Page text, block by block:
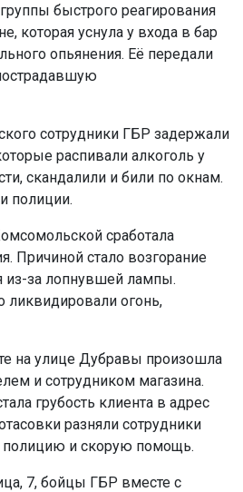
быстрого реагирования
которая уснула у входа в бар
опьянения. Её передали
сотрудники ГБР задержали
распивали алкоголь у
скандалили и били по окнам.
полиции.
сработала
Причиной стало возгорание
из-за лопнувшей лампы.
огонь,
на улице Дубравы произошла
и сотрудником магазина.
грубость клиента в адрес
разняли сотрудники
и скорую помощь.
7, бойцы ГБР вместе с